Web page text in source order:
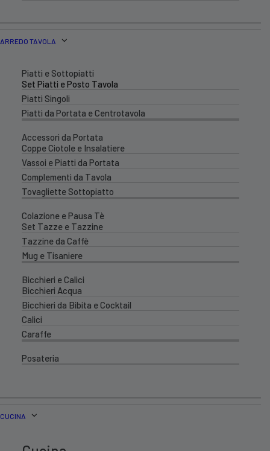
ARREDO TAVOLA
Piatti e Sottopiatti
Set Piatti e Posto Tavola
Piatti Singoli
Piatti da Portata e Centrotavola
Accessori da Portata
Coppe Ciotole e Insalatiere
Vassoi e Piatti da Portata
Complementi da Tavola
Tovagliette Sottopiatto
Colazione e Pausa Tè
Set Tazze e Tazzine
Tazzine da Caffè
Mug e Tisaniere
Bicchieri e Calici
Bicchieri Acqua
Bicchieri da Bibita e Cocktail
Calici
Caraffe
Posateria
CUCINA